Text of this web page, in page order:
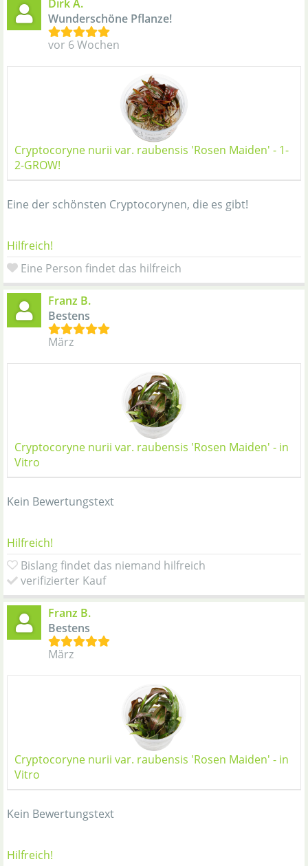
Dirk A.
Wunderschöne Pflanze!
vor 6 Wochen
Cryptocoryne nurii var. raubensis 'Rosen Maiden' - 1-
2-GROW!
Eine der schönsten Cryptocorynen, die es gibt!
Hilfreich!
Eine Person findet das hilfreich
Franz B.
Bestens
März
Cryptocoryne nurii var. raubensis 'Rosen Maiden' - in
Vitro
Kein Bewertungstext
Hilfreich!
Bislang findet das niemand hilfreich
verifizierter Kauf
Franz B.
Bestens
März
Cryptocoryne nurii var. raubensis 'Rosen Maiden' - in
Vitro
Kein Bewertungstext
Hilfreich!